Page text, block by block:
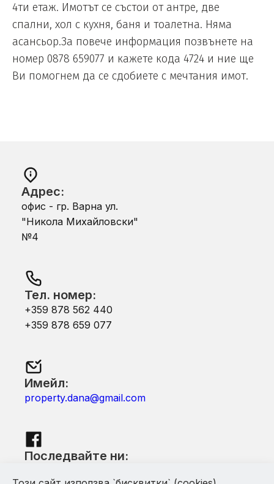
4ти етаж. Имотът се състои от антре, две
спални, хол с кухня, баня и тоалетна. Няма
асансьор.За повече информация позвънете на
номер 0878 659077 и кажете кода 4724 и ние ще
Ви помогнем да се сдобиете с мечтания имот.
Адрес:
офис - гр. Варна ул.
"Никола Михайловски"
№4
Тел. номер:
+359 878 562 440
+359 878 659 077
Имейл:
property.dana@gmail.com
Последвайте ни: